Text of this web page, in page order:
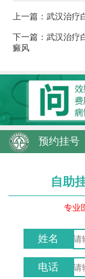
上一篇： 武汉治疗
下一篇： 武汉治疗
癜风
预约挂号
自助
专业
姓名
电话